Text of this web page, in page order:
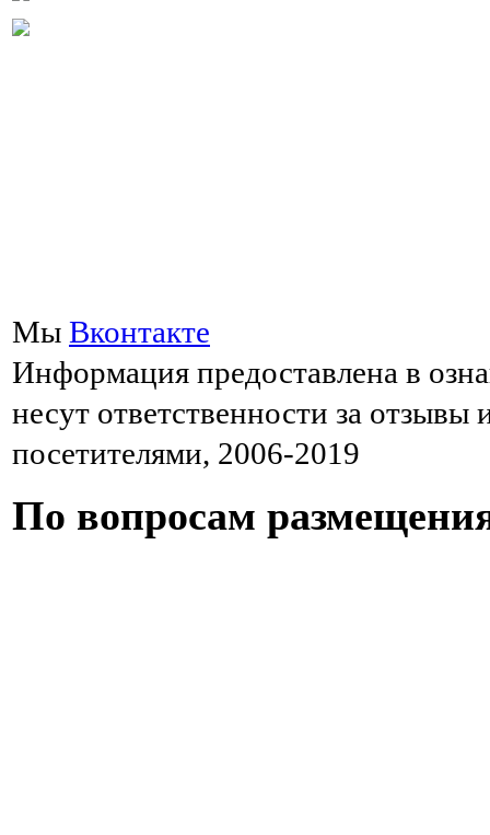
Мы Вконтакте
Информация предоставлена в
несут ответственности за
посетителями, 2006-2019
По вопросам